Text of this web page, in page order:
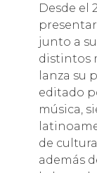
Desde el
junto a
distintos
lanza su
editado
música,
de
además